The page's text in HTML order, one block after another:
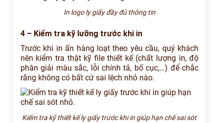
In logo ly giấy đầy đủ thông tin
4 – Kiểm tra kỹ lưỡng trước khi in
Trước khi in ấn hàng loạt theo yêu cầu, quý khách
nên kiểm tra thật kỹ file thiết kế (chất lượng in, độ
phân giải màu sắc, lỗi chính tả, bố cục,…) để chắc
rằng không có bất cứ sai lệch nhỏ nào.
Kiểm tra kỹ thiết kế ly giấy trước khi in giúp hạn chế sai sót